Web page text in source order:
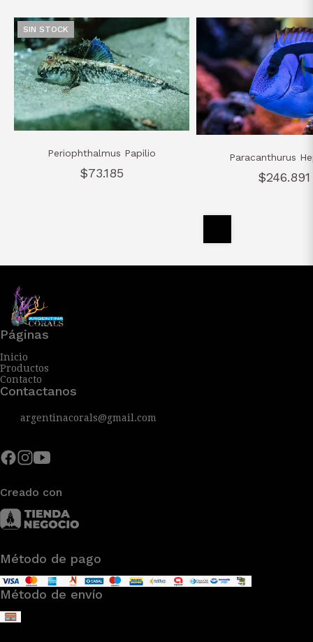
SIN STOCK
Periophthalmus Papilio
$73.185
Paracanthurus
$246.891
Páginas
Inicio
Productos
Contacto
Contactanos
argentinacorals@gmail.com
Creado con
Método de pago
Método de envío